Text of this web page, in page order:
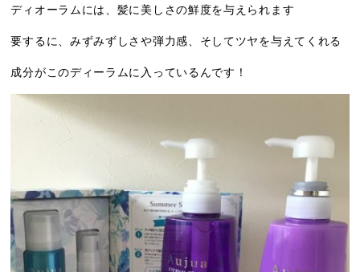
ディオーラムには、髪に美しさの鮮度を与えられます
要するに、みずみずしさや弾力感、そしてツヤを与えてくれる
成分がこのディーラムに入っているんです！